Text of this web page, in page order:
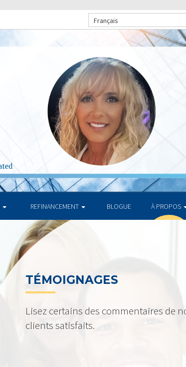
Français
REFINANCEMENT BLOGUE À PROPOS
TÉMOIGNAGES
Lisez certains des commentaires de
clients satisfaits.